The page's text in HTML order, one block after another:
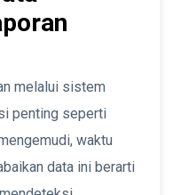
melalui sistem
penting seperti
waktu
data ini berarti